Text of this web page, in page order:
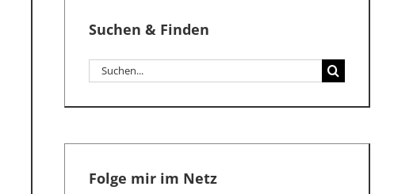
Suchen & Finden
Suche
nach:
Folge mir im Netz